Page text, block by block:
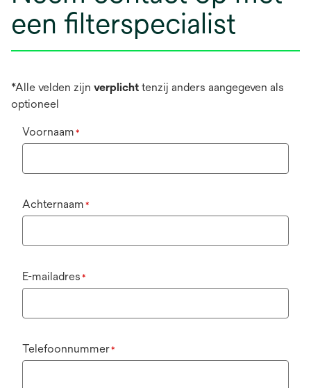
een filterspecialist
*Alle velden zijn verplicht tenzij anders aangegeven als
optioneel
Voornaam *
Achternaam *
E-mailadres *
Telefoonnummer*